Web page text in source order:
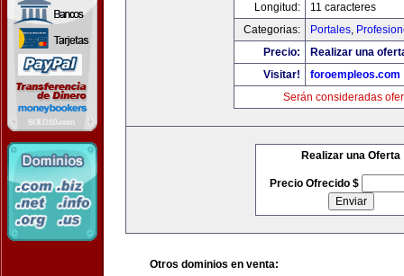
Longitud:
11 caracteres
Categorias:
Portales,
Precio:
Realizar una
Visitar!
foroempleos.com
Serán consideradas
Realizar una Oferta
Precio Ofrecido $
Otros dominios en venta: